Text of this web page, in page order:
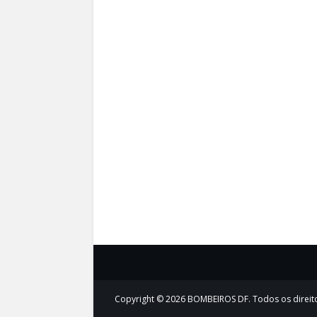
Copyright ©2026 BOMBEIROS DF. Todos os